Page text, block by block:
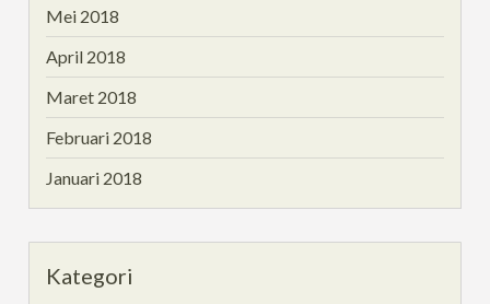
Mei 2018
April 2018
Maret 2018
Februari 2018
Januari 2018
Kategori